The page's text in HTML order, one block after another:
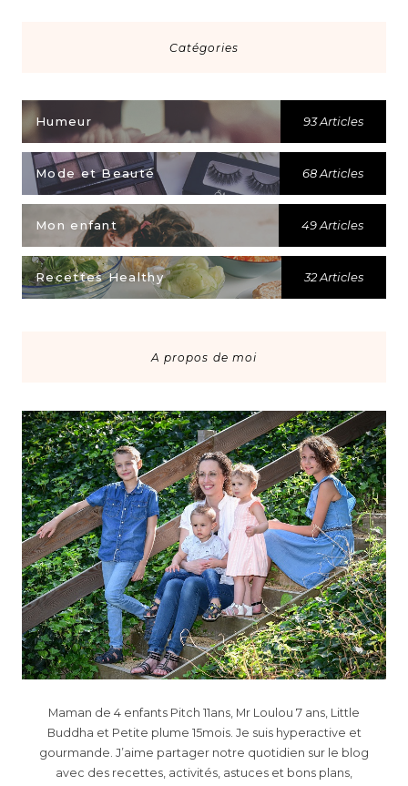
Catégories
Humeur 93 Articles
Mode et Beauté 68 Articles
Mon enfant 49 Articles
Recettes Healthy 32 Articles
A propos de moi
Maman de 4 enfants Pitch 11ans, Mr Loulou 7 ans, Little
Buddha et Petite plume 15mois. Je suis hyperactive et
gourmande. J’aime partager notre quotidien sur le blog
avec des recettes, activités, astuces et bons plans,